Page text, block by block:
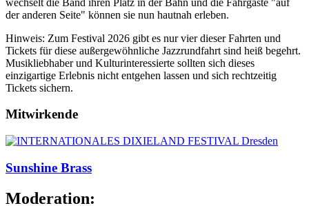
der anderen Seite" können sie nun hautnah erleben.
Hinweis: Zum Festival 2026 gibt es nur vier dieser Fahrten und
Tickets für diese außergewöhnliche Jazzrundfahrt sind heiß begehrt.
Musikliebhaber und Kulturinteressierte sollten sich dieses
einzigartige Erlebnis nicht entgehen lassen und sich rechtzeitig
Tickets sichern.
Mitwirkende
Sunshine Brass
Moderation: